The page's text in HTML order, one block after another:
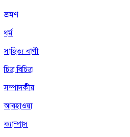
ভ্রমণ
ধর্ম
সাহিত্য বাণী
চিত্র বিচিত্র
সম্পাদকীয়
আবহাওয়া
ক্যাম্পাস